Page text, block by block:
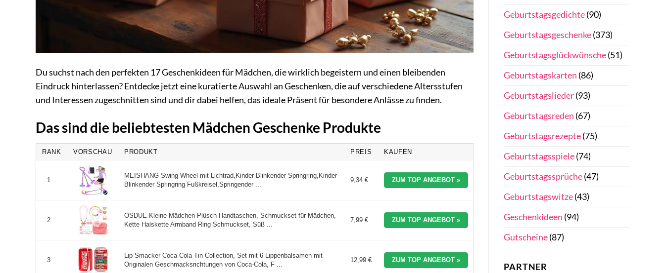
Du suchst nach den perfekten 17 Geschenkideen für Mädchen, die wirklich begeistern und einen bleibenden
Eindruck hinterlassen? Entdecke jetzt eine kuratierte Auswahl an Geschenken, die auf verschiedene Altersstufen
und Interessen zugeschnitten sind und dir dabei helfen, das ideale Präsent für besondere Anlässe zu finden.
Das sind die beliebtesten Mädchen Geschenke Produkte
RANK VORSCHAU PRODUKT PREIS KAUFEN
1
MEISHANG Swing Wheel mit Lichtrad,Kinder Blinkender Springring,Kinder
Blinkender Springring Fußkreisel,Springender ...
9,34 € ZUM TOP ANGEBOT »
2
OSDUE Kleine Mädchen Plüsch Handtaschen, Schmuckset für Mädchen,
Kette Halskette Armband Ring Schmuckset, Süß ...
7,99 € ZUM TOP ANGEBOT »
3
Lip Smacker Coca Cola Tin Collection, Set mit 6 Lippenbalsamen mit
Originalen Geschmacksrichtungen von Coca-Cola, F ...
12,99 € ZUM TOP ANGEBOT »
Geburtstagsgedichte(90)
Geburtstagsgeschenke(373)
Geburtstagsglückwünsche(51)
Geburtstagskarten (86)
Geburtstagslieder(93)
Geburtstagsreden (67)
Geburtstagsrezepte(75)
Geburtstagsspiele(74)
Geburtstagssprüche(47)
Geburtstagswitze(43)
Geschenkideen (94)
Gutscheine(87)
PARTNER